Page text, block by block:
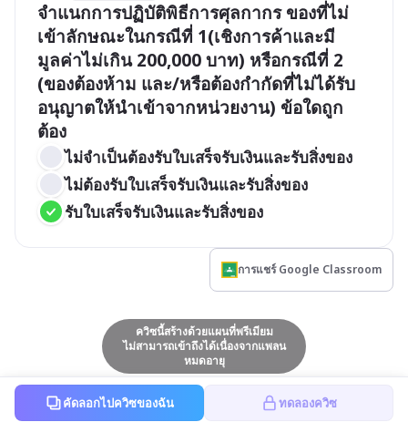
จำแนกการปฏิบัติพิธีการศุลกากร ของที่ไม่
เข้าลักษณะในกรณีที่ 1(เชิงการค้าและมี
มูลค่าไม่เกิน 200,000 บาท) หรือกรณีที่ 2
(ของต้องห้าม และ/หรือต้องกำกัดที่ไม่ได้รับ
อนุญาตให้นำเข้าจากหน่วยงาน) ข้อใดถูก
ต้อง
ไม่จำเป็นต้องรับใบเสร็จรับเงินและรับสิ่งของ
ไม่ต้องรับใบเสร็จรับเงินและรับสิ่งของ
รับใบเสร็จรับเงินและรับสิ่งของ
การแชร์ Google Classroom
ควิซนี้สร้างด้วยแผนที่พรีเมียม
ไม่สามารถเข้าถึงได้เนื่องจากแพลน
หมดอายุ
คัดลอกไปควิซของฉัน ทดลองควิซ